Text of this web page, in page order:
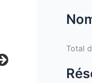
Total